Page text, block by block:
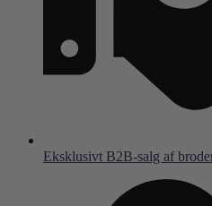
Eksklusivt B2B-salg af